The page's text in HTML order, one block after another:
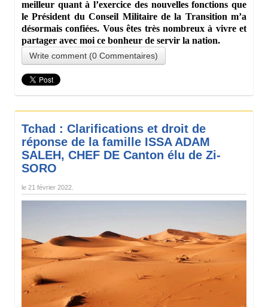
meilleur quant à l’exercice des nouvelles fonctions que
le Président du Conseil Militaire de la Transition m’a
désormais confiées. Vous êtes très nombreux à vivre et
partager avec moi ce bonheur de servir la nation.
Write comment (0 Commentaires)
Tchad : Clarifications et droit de
réponse de la famille ISSA ADAM
SALEH, CHEF DE Canton élu de Zi-
SORO
le 21 février 2022